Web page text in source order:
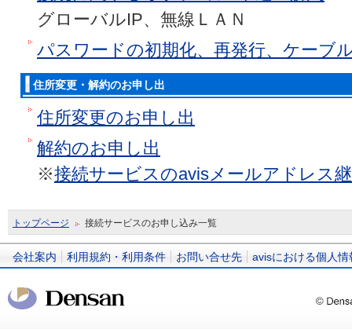
グローバルIP、無線ＬＡＮ
パスワードの初期化、再発行、ケーブ
住所変更・解約のお申し出
住所変更のお申し出
解約のお申し出
※接続サービスのavisメールアドレス
トップページ 接続サービスのお申し込み一覧
会社案内 利用規約・利用条件 お問い合せ先 avisにおける個人